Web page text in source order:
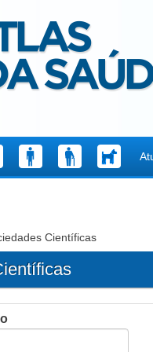
Científicas